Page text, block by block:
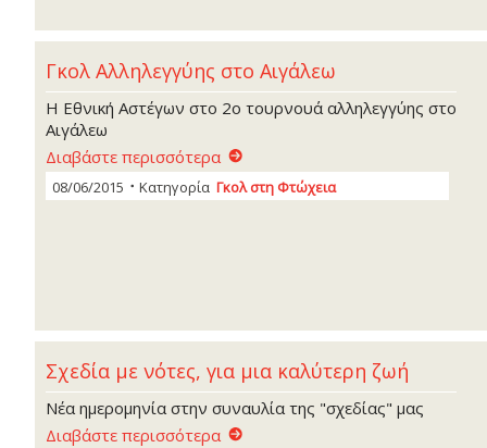
Γκολ Αλληλεγγύης στο Αιγάλεω
Η Εθνική Αστέγων στο 2ο τουρνουά αλληλεγγύης στο
Αιγάλεω
Διαβάστε περισσότερα
08/06/2015 Κατηγορία Γκoλ στη Φτώχεια
Σχεδία με νότες, για μια καλύτερη ζωή
Νέα ημερομηνία στην συναυλία της "σχεδίας" μας
Διαβάστε περισσότερα